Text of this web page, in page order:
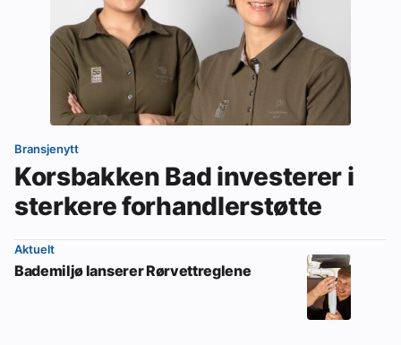
Bransjenytt
Korsbakken Bad investerer i
sterkere forhandlerstøtte
Aktuelt
Bademiljø lanserer Rørvettreglene